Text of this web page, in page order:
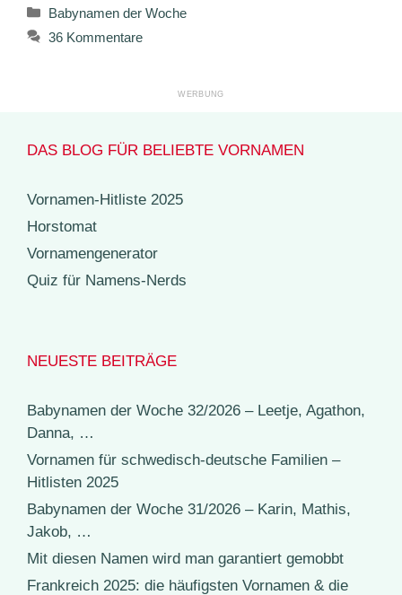
Kategorien
Babynamen der Woche
36 Kommentare
DAS BLOG FÜR BELIEBTE VORNAMEN
Vornamen-Hitliste 2025
Horstomat
Vornamengenerator
Quiz für Namens-Nerds
NEUESTE BEITRÄGE
Babynamen der Woche 32/2026 – Leetje, Agathon,
Danna, …
Vornamen für schwedisch-deutsche Familien –
Hitlisten 2025
Babynamen der Woche 31/2026 – Karin, Mathis,
Jakob, …
Mit diesen Namen wird man garantiert gemobbt
Frankreich 2025: die häufigsten Vornamen & die